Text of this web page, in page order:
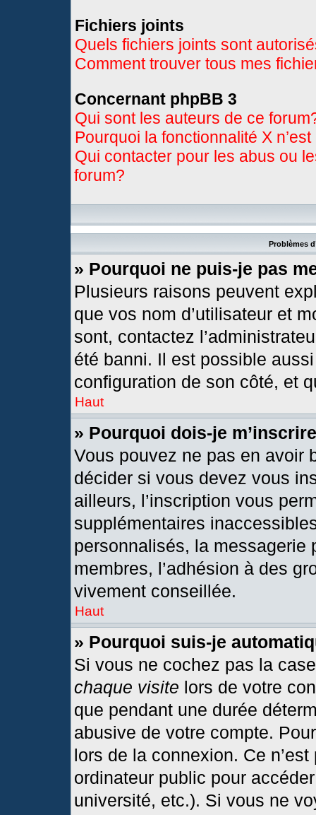
Fichiers joints
Quels fichiers joints sont
Comment trouver tous mes
Concernant phpBB 3
Qui sont les auteurs de ce
Pourquoi la fonctionnalité X
Qui contacter pour les abus ou
forum?
Problèmes
» Pourquoi ne puis-je pas
Plusieurs raisons peuvent
que vos nom d’utilisateur et
sont, contactez
été banni. Il est possible
configuration de son côté, et
Haut
» Pourquoi dois-je
Vous pouvez ne pas en avoir
décider si vous devez vous
ailleurs, l’inscription vous
supplémentaires
personnalisés, la messagerie
membres, l’adhésion à des
vivement conseillée.
Haut
» Pourquoi suis-je
Si vous ne cochez pas la
chaque visite lors de votre
que pendant une durée
abusive de votre compte.
lors de la connexion. Ce
ordinateur public pour
université, etc.). Si vous ne